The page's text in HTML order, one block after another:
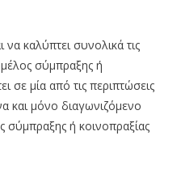
να καλύπτει συνολικά τις
σύμπραξης ή
σε μία από τις περιπτώσεις
και μόνο διαγωνιζόμενο
σύμπραξης ή κοινοπραξίας